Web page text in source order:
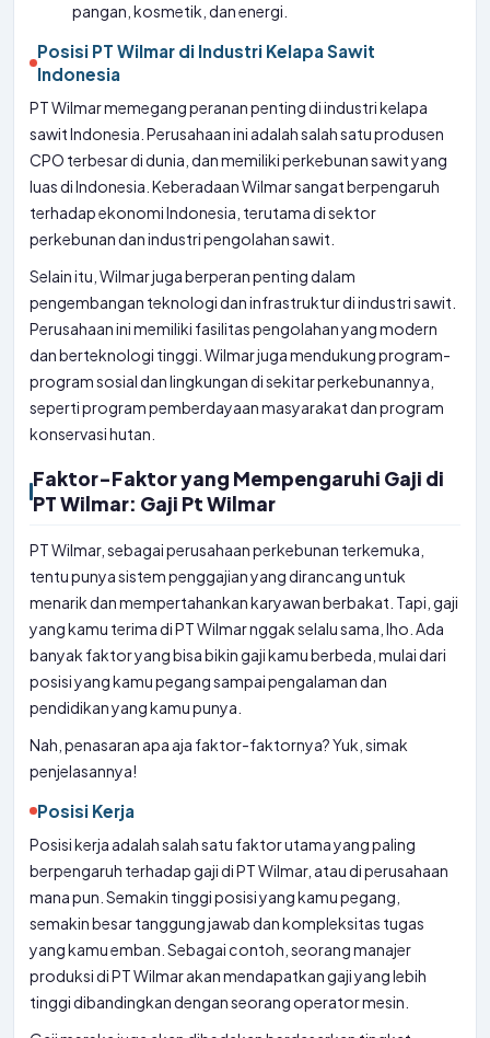
pangan, kosmetik, dan energi.
Posisi PT Wilmar di Industri Kelapa Sawit
Indonesia
PT Wilmar memegang peranan penting di industri kelapa
sawit Indonesia. Perusahaan ini adalah salah satu produsen
CPO terbesar di dunia, dan memiliki perkebunan sawit yang
luas di Indonesia. Keberadaan Wilmar sangat berpengaruh
terhadap ekonomi Indonesia, terutama di sektor
perkebunan dan industri pengolahan sawit.
Selain itu, Wilmar juga berperan penting dalam
pengembangan teknologi dan infrastruktur di industri sawit.
Perusahaan ini memiliki fasilitas pengolahan yang modern
dan berteknologi tinggi. Wilmar juga mendukung program-
program sosial dan lingkungan di sekitar perkebunannya,
seperti program pemberdayaan masyarakat dan program
konservasi hutan.
Faktor-Faktor yang Mempengaruhi Gaji di
PT Wilmar: Gaji Pt Wilmar
PT Wilmar, sebagai perusahaan perkebunan terkemuka,
tentu punya sistem penggajian yang dirancang untuk
menarik dan mempertahankan karyawan berbakat. Tapi, gaji
yang kamu terima di PT Wilmar nggak selalu sama, lho. Ada
banyak faktor yang bisa bikin gaji kamu berbeda, mulai dari
posisi yang kamu pegang sampai pengalaman dan
pendidikan yang kamu punya.
Nah, penasaran apa aja faktor-faktornya? Yuk, simak
penjelasannya!
Posisi Kerja
Posisi kerja adalah salah satu faktor utama yang paling
berpengaruh terhadap gaji di PT Wilmar, atau di perusahaan
mana pun. Semakin tinggi posisi yang kamu pegang,
semakin besar tanggung jawab dan kompleksitas tugas
yang kamu emban. Sebagai contoh, seorang manajer
produksi di PT Wilmar akan mendapatkan gaji yang lebih
tinggi dibandingkan dengan seorang operator mesin.